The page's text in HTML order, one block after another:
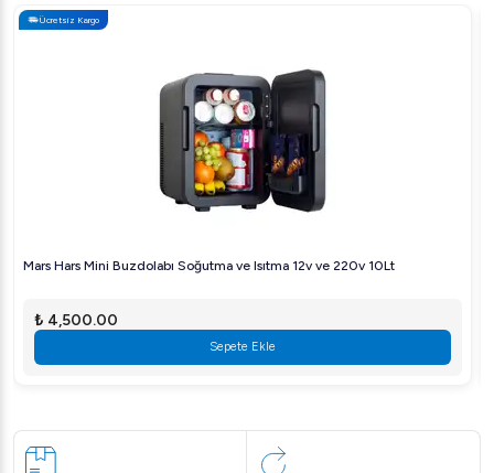
Ücretsiz Kargo
Mars Hars Mini Buzdolabı Soğutma ve Isıtma 12v ve 220v 10Lt
₺ 4,500.00
Sepete Ekle